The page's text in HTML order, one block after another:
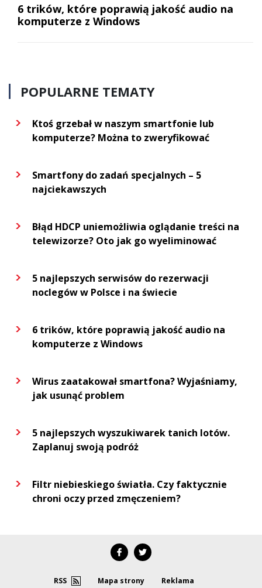
6 trików, które poprawią jakość audio na
komputerze z Windows
POPULARNE TEMATY
Ktoś grzebał w naszym smartfonie lub
komputerze? Można to zweryfikować
Smartfony do zadań specjalnych – 5
najciekawszych
Błąd HDCP uniemożliwia oglądanie treści na
telewizorze? Oto jak go wyeliminować
5 najlepszych serwisów do rezerwacji
noclegów w Polsce i na świecie
6 trików, które poprawią jakość audio na
komputerze z Windows
Wirus zaatakował smartfona? Wyjaśniamy,
jak usunąć problem
5 najlepszych wyszukiwarek tanich lotów.
Zaplanuj swoją podróż
Filtr niebieskiego światła. Czy faktycznie
chroni oczy przed zmęczeniem?
RSS Mapa strony Reklama